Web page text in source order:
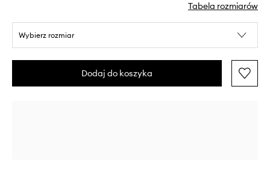
Tabela rozmiarów
Wybierz rozmiar
Dodaj do koszyka